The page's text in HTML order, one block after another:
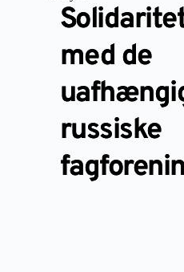
med de
russiske